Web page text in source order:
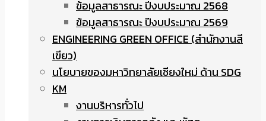
ข้อมูลสาธารณะ ปีงบประมาณ 2568
ข้อมูลสาธารณะ ปีงบประมาณ 2569
ENGINEERING GREEN OFFICE (สำนักงานสี
เขียว)
นโยบายของมหาวิทยาลัยเชียงใหม่ ด้าน SDG
KM
งานบริหารทั่วไป